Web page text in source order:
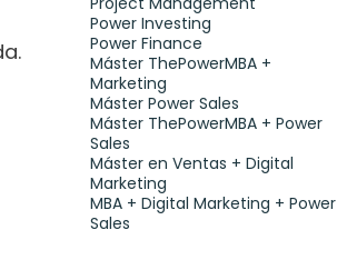
Power Investing
Power Finance
Máster ThePowerMBA +
Marketing
Máster Power Sales
Máster ThePowerMBA + Power
Sales
Máster en Ventas + Digital
Marketing
MBA + Digital Marketing + Power
Sales